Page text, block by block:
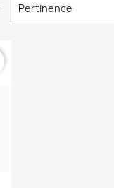
Pertinence